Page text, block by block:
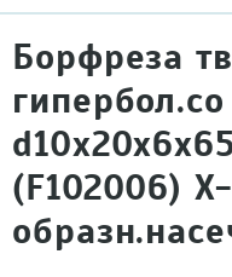
Борфреза
(F102006) Х-